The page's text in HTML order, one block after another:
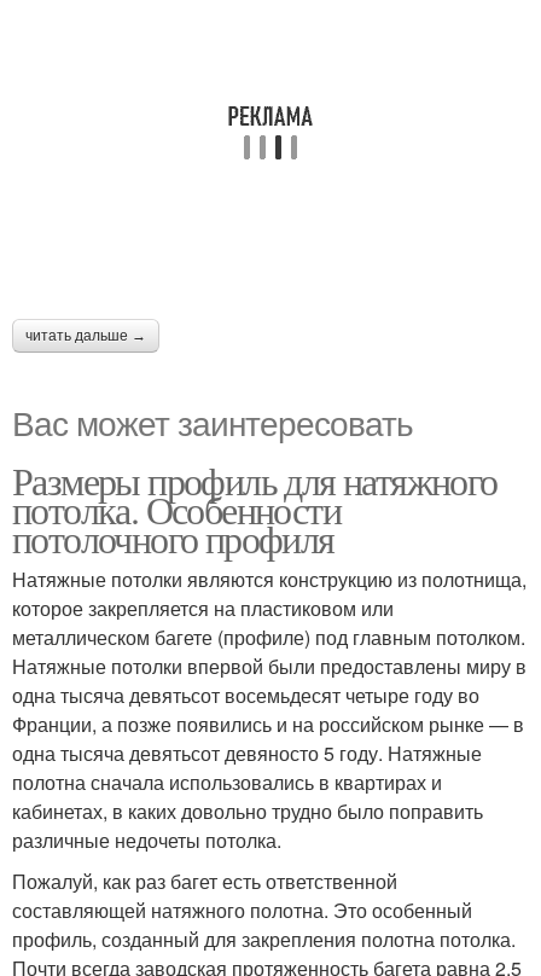
читать дальше →
Вас может заинтересовать
Размеры профиль для натяжного
потолка. Особенности
потолочного профиля
Натяжные потолки являются конструкцию из полотнища,
которое закрепляется на пластиковом или
металлическом багете (профиле) под главным потолком.
Натяжные потолки впервой были предоставлены миру в
одна тысяча девятьсот восемьдесят четыре году во
Франции, а позже появились и на российском рынке — в
одна тысяча девятьсот девяносто 5 году. Натяжные
полотна сначала использовались в квартирах и
кабинетах, в каких довольно трудно было поправить
различные недочеты потолка.
Пожалуй, как раз багет есть ответственной
составляющей натяжного полотна. Это особенный
профиль, созданный для закрепления полотна потолка.
Почти всегда заводская протяженность багета равна 2,5